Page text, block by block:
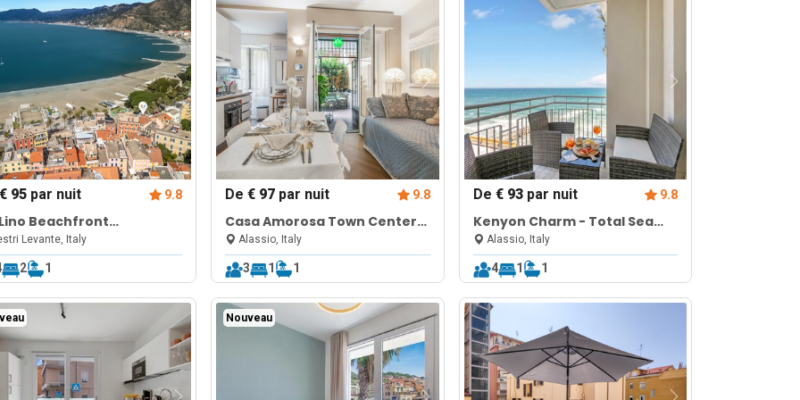
€ 95 par nuit 9.8
Beachfront
for 4
Levante, Italy
2 1
De € 97par nuit 9.8
Casa Amorosa Town Center
with Terrace and A/C
Alassio, Italy
3 1 1
De € 93par nuit 9.8
Kenyon Charm - Total Sea
View
Alassio, Italy
4 1 1
Nouveau